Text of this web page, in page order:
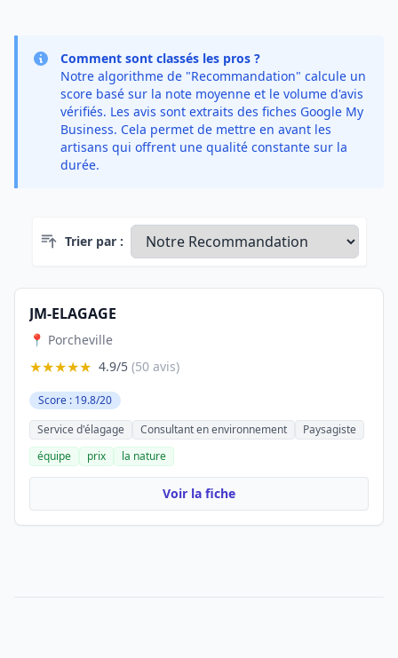
Comment sont classés les pros ?
Notre algorithme de "Recommandation" calcule un
score basé sur la note moyenne et le volume d'avis
vérifiés. Les avis sont extraits des fiches Google My
Business. Cela permet de mettre en avant les
artisans qui offrent une qualité constante sur la
durée.
Trier par :
JM-ELAGAGE
📍 Porcheville
★★★★★ 4.9/5 (50 avis)
Score : 19.8/20
Service d'élagage
Consultant en environnement
Paysagiste
équipe
prix la nature
Voir la fiche